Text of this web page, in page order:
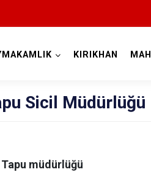
KIRIKHAN
Sicil Müdürlüğü
müdürlüğü